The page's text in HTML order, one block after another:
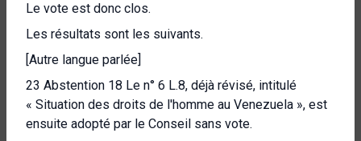
Le vote est donc clos.
Les résultats sont les suivants.
[Autre langue parlée]
23 Abstention 18 Le n° 6 L.8, déjà révisé, intitulé
« Situation des droits de l'homme au Venezuela », est
ensuite adopté par le Conseil sans vote.